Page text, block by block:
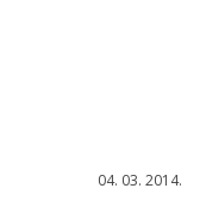
04. 03. 2014.